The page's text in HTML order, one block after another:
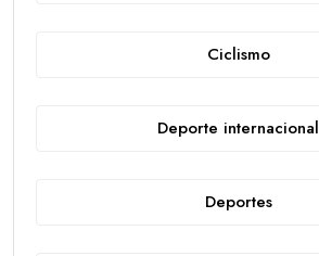
Ciclismo
Deporte internacional
Deportes